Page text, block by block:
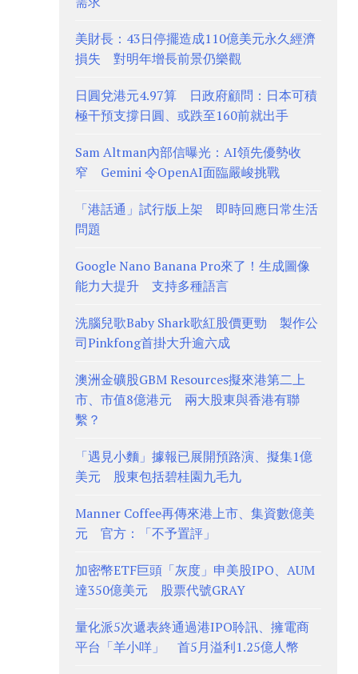
美財長：43日停擺造成110億美元永久經濟
損失 對明年增長前景仍樂觀
日圓兌港元4.97算 日政府顧問：日本可積
極干預支撐日圓、或跌至160前就出手
Sam Altman內部信曝光：AI領先優勢收
窄 Gemini 令OpenAI面臨嚴峻挑戰
「港話通」試行版上架 即時回應日常生活
問題
Google Nano Banana Pro來了！生成圖像
能力大提升 支持多種語言
洗腦兒歌Baby Shark歌紅股價更勁 製作公
司Pinkfong首掛大升逾六成
澳洲金礦股GBM Resources擬來港第二上
市、市值8億港元 兩大股東與香港有聯
繫？
「遇見小麵」據報已展開預路演、擬集1億
美元 股東包括碧桂園九毛九
Manner Coffee再傳來港上市、集資數億美
元 官方：「不予置評」
加密幣ETF巨頭「灰度」申美股IPO、AUM
達350億美元 股票代號GRAY
量化派5次遞表終通過港IPO聆訊、擁電商
平台「羊小咩」 首5月溢利1.25億人幣